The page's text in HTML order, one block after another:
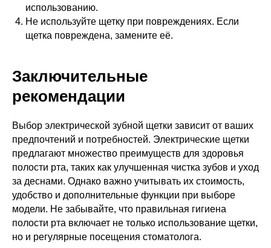
использованию.
Не используйте щетку при повреждениях. Если
щетка повреждена, замените её.
Заключительные
рекомендации
Выбор электрической зубной щетки зависит от ваших
предпочтений и потребностей. Электрические щетки
предлагают множество преимуществ для здоровья
полости рта, таких как улучшенная чистка зубов и уход
за деснами. Однако важно учитывать их стоимость,
удобство и дополнительные функции при выборе
модели. Не забывайте, что правильная гигиена
полости рта включает не только использование щетки,
но и регулярные посещения стоматолога.